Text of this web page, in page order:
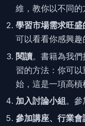
維，教你以不同的
學習市場需求旺盛
可以看看你感興趣
閱讀。書籍為我
習的方法：你可
始，這是一項高槓
加入討論小組 。參
參加講座、行業